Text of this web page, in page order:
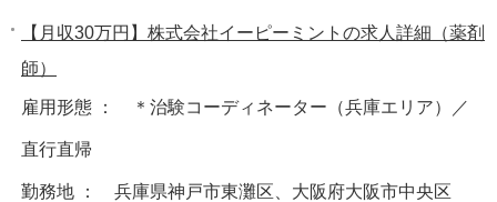
【月収30万円】株式会社イーピーミントの求人詳細（薬剤
師）
雇用形態 ： ＊治験コーディネーター（兵庫エリア）／
直行直帰
勤務地 ： 兵庫県神戸市東灘区、大阪府大阪市中央区